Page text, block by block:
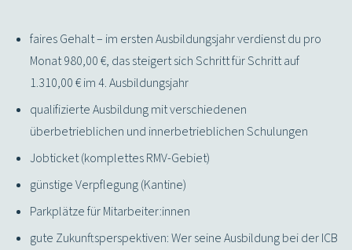
faires Gehalt – im ersten Ausbildungsjahr verdienst du pro
Monat 980,00 €, das steigert sich Schritt für Schritt auf
1.310,00 € im 4. Ausbildungsjahr
qualifizierte Ausbildung mit verschiedenen
überbetrieblichen und innerbetrieblichen Schulungen
Jobticket (komplettes RMV-Gebiet)
günstige Verpflegung (Kantine)
Parkplätze für Mitarbeiter:innen
gute Zukunftsperspektiven: Wer seine Ausbildung bei der ICB